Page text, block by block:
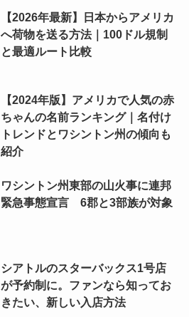
【2026年最新】日本からアメリカ
へ荷物を送る方法｜100ドル規制
と最適ルート比較
【2024年版】アメリカで人気の赤
ちゃんの名前ランキング｜名付け
トレンドとワシントン州の傾向も
紹介
ワシントン州東部の山火事に連邦
緊急事態宣言 6郡と3部族が対象
シアトルのスターバックス1号店
が予約制に。ファンなら知ってお
きたい、新しい入店方法